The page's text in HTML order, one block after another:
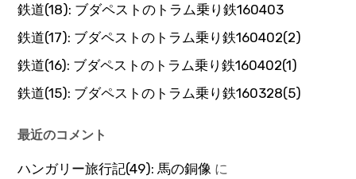
鉄道(18): ブダペストのトラム乗り鉄160403
鉄道(17): ブダペストのトラム乗り鉄160402(2)
鉄道(16): ブダペストのトラム乗り鉄160402(1)
鉄道(15): ブダペストのトラム乗り鉄160328(5)
最近のコメント
ハンガリー旅行記(49): 馬の銅像 に